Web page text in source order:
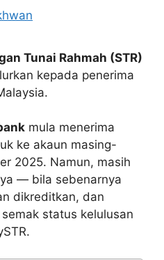
Tunai Rahmah (STR)
kepada penerima
mula menerima
ke akaun masing-
2025. Namun, masih
— bila sebenarnya
dikreditkan, dan
status kelulusan